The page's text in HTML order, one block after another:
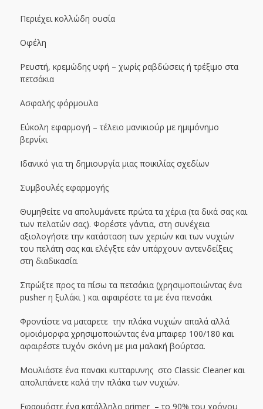
Περιέχει κολλώδη ουσία
Οφέλη
Ρευστή, κρεμώδης υφή – χωρίς ραβδώσεις ή τρέξιμο στα
πετσάκια
Ασφαλής φόρμουλα
Εύκολη εφαρμογή – τέλειο μανικιούρ με ημιμόνημο
βερνίκι
Ιδανικό για τη δημιουργία μιας ποικιλίας σχεδίων
Συμβουλές εφαρμογής
Θυμηθείτε να απολυμάνετε πρώτα τα χέρια (τα δικά σας και
των πελατών σας). Φορέστε γάντια, στη συνέχεια
αξιολογήστε την κατάσταση των χεριών και των νυχιών
του πελάτη σας και ελέγξτε εάν υπάρχουν αντενδείξεις
στη διαδικασία.
Σπρώξτε προς τα πίσω τα πετσάκια (χρησιμοποιώντας ένα
pusher η ξυλάκι ) και αφαιρέστε τα με ένα πενσάκι
Φροντίστε να ματαρετε την πλάκα νυχιών απαλά αλλά
ομοιόμορφα χρησιμοποιώντας ένα μπαφερ 100/180 και
αφαιρέστε τυχόν σκόνη με μια μαλακή βούρτσα.
Μουλιάστε ένα πανακι κυτταρυνης στο Classic Cleaner και
απολιπάνετε καλά την πλάκα των νυχιών.
Εφαρμόστε ένα κατάλληλο primer – το 90% του χρόνου